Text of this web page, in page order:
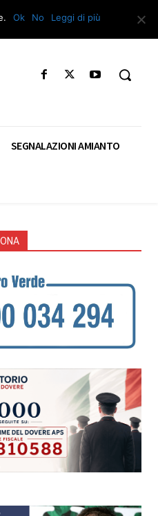
SEGNALAZIONI AMIANTO
Ok No Leggi di più